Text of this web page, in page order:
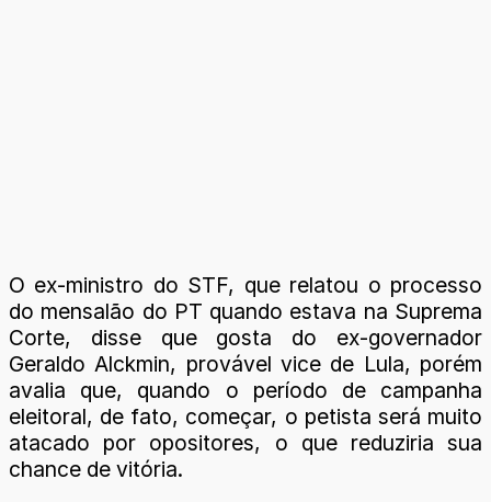
O ex-ministro do STF, que relatou o processo
do mensalão do PT quando estava na Suprema
Corte, disse que gosta do ex-governador
Geraldo Alckmin, provável vice de Lula, porém
avalia que, quando o período de campanha
eleitoral, de fato, começar, o petista será muito
atacado por opositores, o que reduziria sua
chance de vitória.